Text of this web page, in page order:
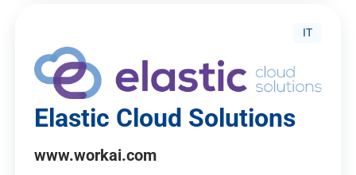
IT
Elastic Cloud Solutions
www.workai.com